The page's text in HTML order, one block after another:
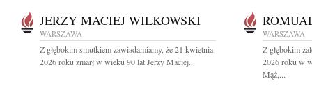
JERZY MACIEJ WILKOWSKI
WARSZAWA
Z głębokim smutkiem zawiadamiamy, że 21 kwietnia
2026 roku zmarł w wieku 90 lat Jerzy Maciej...
WARSZAWA
Z głębokim
2026 roku w
Mąż,...